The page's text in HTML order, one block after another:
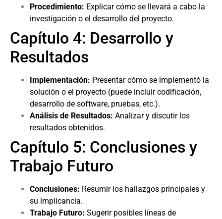
Procedimiento: Explicar cómo se llevará a cabo la
investigación o el desarrollo del proyecto.
Capítulo 4: Desarrollo y
Resultados
Implementación: Presentar cómo se implementó la
solución o el proyecto (puede incluir codificación,
desarrollo de software, pruebas, etc.).
Análisis de Resultados: Analizar y discutir los
resultados obtenidos.
Capítulo 5: Conclusiones y
Trabajo Futuro
Conclusiones: Resumir los hallazgos principales y
su implicancia.
Trabajo Futuro: Sugerir posibles líneas de